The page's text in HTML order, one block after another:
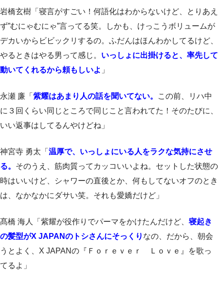
岩橋玄樹「寝言がすごい！何語化はわからないけど、とりあえ
ず”むにゃむにゃ”言ってる笑。しかも、けっこうボリュームが
デカいからビビックリするの。ふだんはほんわかしてるけど、
やるときはやる男って感じ。 いっしょに出掛けると、率先して
動いてくれるから頼もしいよ 」
永瀬 廉「 紫耀はあまり人の話を聞いてない。
この前、リハ中
に３回くらい同じところで同じこと言われてた！そのたびに、
いい返事はしてるんやけどね」
神宮寺 勇太「 温厚で、いっしょにいる人をラクな気持にさせ
る。 そのうえ、筋肉質ってカッコいいよね。セットした状態の
時はいいけど、シャワーの直後とか、何もしてないオフのとき
は、なかなかにダサい笑。それも愛嬌だけど」
髙橋 海人「紫耀が役作りでパーマをかけたんだけど、 寝起き
の髪型がX JAPANのトシさんにそっくり なの、だから、朝会
うとよく、X JAPANの『Ｆｏｒｅｖｅｒ Ｌｏｖｅ』を歌っ
てるよ」